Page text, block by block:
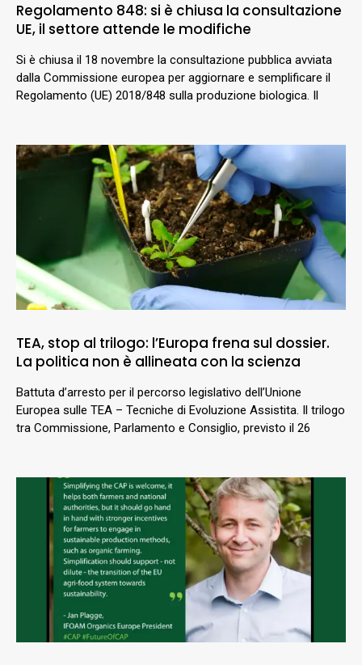
Regolamento 848: si è chiusa la consultazione
UE, il settore attende le modifiche
Si è chiusa il 18 novembre la consultazione pubblica avviata
dalla Commissione europea per aggiornare e semplificare il
Regolamento (UE) 2018/848 sulla produzione biologica. Il
TEA, stop al trilogo: l’Europa frena sul dossier.
La politica non è allineata con la scienza
Battuta d’arresto per il percorso legislativo dell’Unione
Europea sulle TEA – Tecniche di Evoluzione Assistita. Il trilogo
tra Commissione, Parlamento e Consiglio, previsto il 26